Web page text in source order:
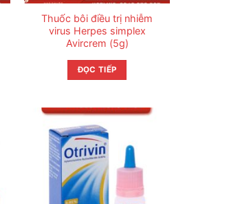
Thuốc bôi điều trị nhiễm
virus Herpes simplex
Avircrem (5g)
ĐỌC TIẾP